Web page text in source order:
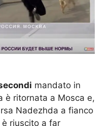
mandato in
è ritornata a Mosca e,
Nadezhda a fianco
è riuscito a far